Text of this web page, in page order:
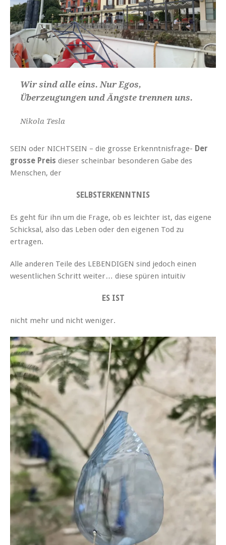
Wir sind alle eins. Nur Egos,
Überzeugungen und Ängste trennen uns.
Nikola Tesla
SEIN oder NICHTSEIN – die grosse Erkenntnisfrage- Der
grosse Preis dieser scheinbar besonderen Gabe des
Menschen, der
SELBSTERKENNTNIS
Es geht für ihn um die Frage, ob es leichter ist, das eigene
Schicksal, also das Leben oder den eigenen Tod zu
ertragen.
Alle anderen Teile des LEBENDIGEN sind jedoch einen
wesentlichen Schritt weiter… diese spüren intuitiv
ES IST
nicht mehr und nicht weniger.